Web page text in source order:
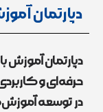
دپارتمان
دپارتمان آموزش
حرفه‌ای و
در توسعه